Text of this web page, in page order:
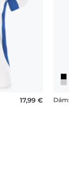
17,99 €